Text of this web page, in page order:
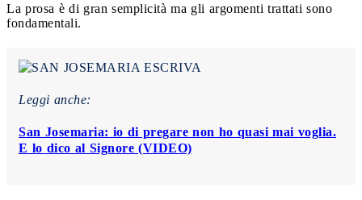
La prosa è di gran semplicità ma gli argomenti trattati sono
fondamentali.
Leggi anche:
San Josemaria: io di pregare non ho quasi mai voglia.
E lo dico al Signore (VIDEO)